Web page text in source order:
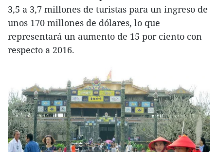
3,5 a 3,7 millones de turistas para un ingreso de
unos 170 millones de dólares, lo que
representará un aumento de 15 por ciento con
respecto a 2016.